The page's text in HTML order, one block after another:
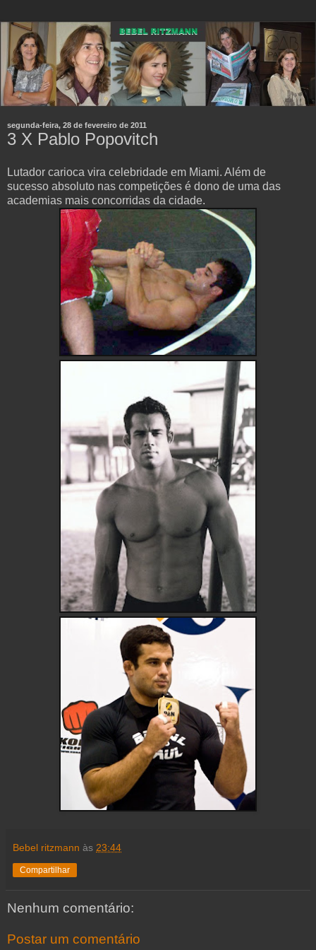
segunda-feira, 28 de fevereiro de 2011
Lutador carioca vira celebridade em Miami. Além de
sucesso absoluto nas competições é dono de uma das
academias mais concorridas da cidade.
Bebel ritzmann às 23:44
Compartilhar
Nenhum comentário:
Postar um comentário